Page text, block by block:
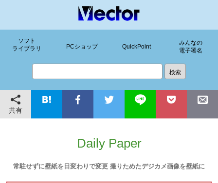
ソフト
ライブラリ
PCショップ QuickPoint
みんなの
電子署名
共有
Daily Paper
常駐せずに壁紙を日変わりで変更 撮りためたデジカメ画像を壁紙に